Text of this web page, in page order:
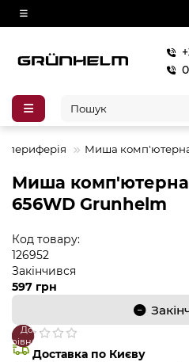
периферія Миша
Миша комп'ютерна
656WD Grunhelm
Код товару:
126952
Закінчився
597 грн
В
закладки
До
Доставка по Києву